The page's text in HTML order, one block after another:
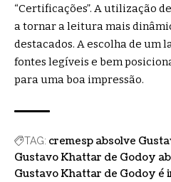
“Certificações”. A utilização
a tornar a leitura mais
destacados. A escolha de um
fontes legíveis e bem
para uma boa impressão.
TAG: cremesp absolve
Gustavo Khattar de Godoy
Gustavo Khattar de Godoy é